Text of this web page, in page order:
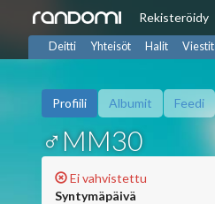
Rekisteröidy
Deitti Yhteisöt Halit Viestit
Profiili Albumit Feedi
♂MM30
Ei vahvistettu
Syntymäpäivä